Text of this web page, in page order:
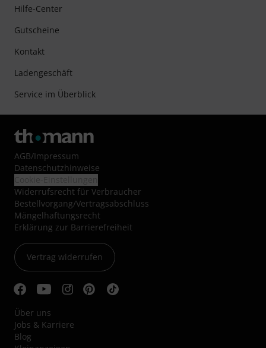
Hilfe-Center
Gutscheine
Kontakt
Ladengeschäft
Service im Überblick
AGB/Impressum
Datenschutzhinweise
Widerrufsrecht für Verbraucher
Bestellvorgang/Vertragsabschluss
Mängelhaftungsrecht
Erklärung zur Barrierefreiheit
Vertrag widerrufen
Über uns
Jobs & Karriere
Blog